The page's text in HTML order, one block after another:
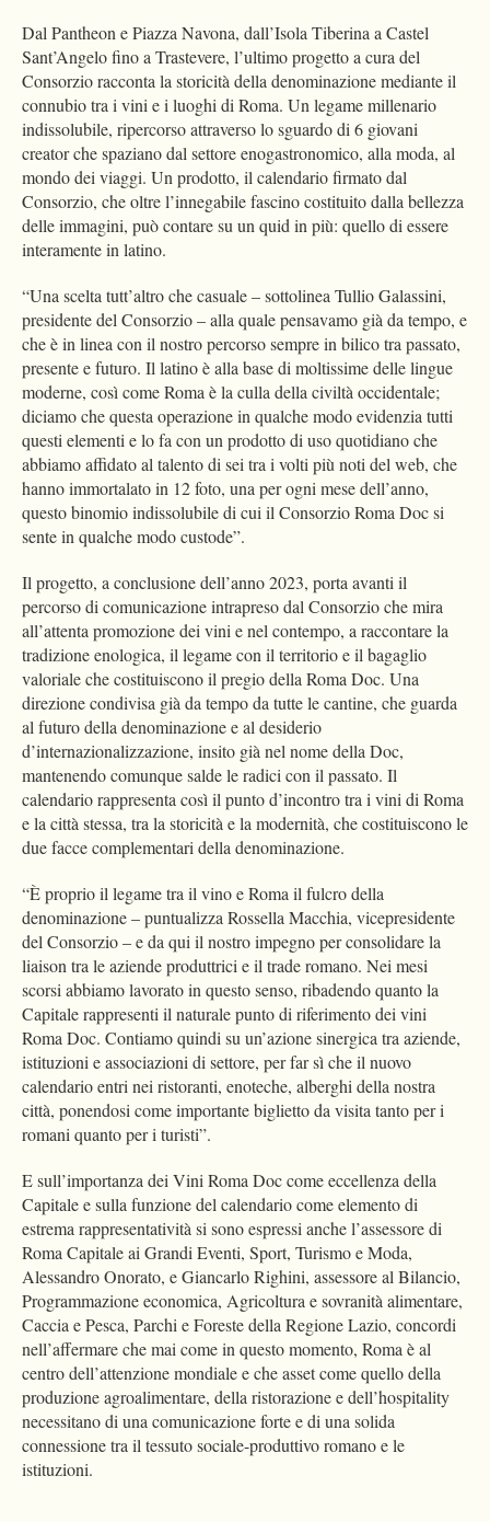
Dal Pantheon e Piazza Navona, dall’Isola Tiberina a Castel
Sant’Angelo fino a Trastevere, l’ultimo progetto a cura del
Consorzio racconta la storicità della denominazione mediante il
connubio tra i vini e i luoghi di Roma. Un legame millenario
indissolubile, ripercorso attraverso lo sguardo di 6 giovani
creator che spaziano dal settore enogastronomico, alla moda, al
mondo dei viaggi. Un prodotto, il calendario firmato dal
Consorzio, che oltre l’innegabile fascino costituito dalla bellezza
delle immagini, può contare su un quid in più: quello di essere
interamente in latino.
“Una scelta tutt’altro che casuale – sottolinea Tullio Galassini,
presidente del Consorzio – alla quale pensavamo già da tempo, e
che è in linea con il nostro percorso sempre in bilico tra passato,
presente e futuro. Il latino è alla base di moltissime delle lingue
moderne, così come Roma è la culla della civiltà occidentale;
diciamo che questa operazione in qualche modo evidenzia tutti
questi elementi e lo fa con un prodotto di uso quotidiano che
abbiamo affidato al talento di sei tra i volti più noti del web, che
hanno immortalato in 12 foto, una per ogni mese dell’anno,
questo binomio indissolubile di cui il Consorzio Roma Doc si
sente in qualche modo custode”.
Il progetto, a conclusione dell’anno 2023, porta avanti il
percorso di comunicazione intrapreso dal Consorzio che mira
all’attenta promozione dei vini e nel contempo, a raccontare la
tradizione enologica, il legame con il territorio e il bagaglio
valoriale che costituiscono il pregio della Roma Doc. Una
direzione condivisa già da tempo da tutte le cantine, che guarda
al futuro della denominazione e al desiderio
d’internazionalizzazione, insito già nel nome della Doc,
mantenendo comunque salde le radici con il passato. Il
calendario rappresenta così il punto d’incontro tra i vini di Roma
e la città stessa, tra la storicità e la modernità, che costituiscono le
due facce complementari della denominazione.
“È proprio il legame tra il vino e Roma il fulcro della
denominazione – puntualizza Rossella Macchia, vicepresidente
del Consorzio – e da qui il nostro impegno per consolidare la
liaison tra le aziende produttrici e il trade romano. Nei mesi
scorsi abbiamo lavorato in questo senso, ribadendo quanto la
Capitale rappresenti il naturale punto di riferimento dei vini
Roma Doc. Contiamo quindi su un’azione sinergica tra aziende,
istituzioni e associazioni di settore, per far sì che il nuovo
calendario entri nei ristoranti, enoteche, alberghi della nostra
città, ponendosi come importante biglietto da visita tanto per i
romani quanto per i turisti”.
E sull’importanza dei Vini Roma Doc come eccellenza della
Capitale e sulla funzione del calendario come elemento di
estrema rappresentatività si sono espressi anche l’assessore di
Roma Capitale ai Grandi Eventi, Sport, Turismo e Moda,
Alessandro Onorato, e Giancarlo Righini, assessore al Bilancio,
Programmazione economica, Agricoltura e sovranità alimentare,
Caccia e Pesca, Parchi e Foreste della Regione Lazio, concordi
nell’affermare che mai come in questo momento, Roma è al
centro dell’attenzione mondiale e che asset come quello della
produzione agroalimentare, della ristorazione e dell’hospitality
necessitano di una comunicazione forte e di una solida
connessione tra il tessuto sociale-produttivo romano e le
istituzioni.